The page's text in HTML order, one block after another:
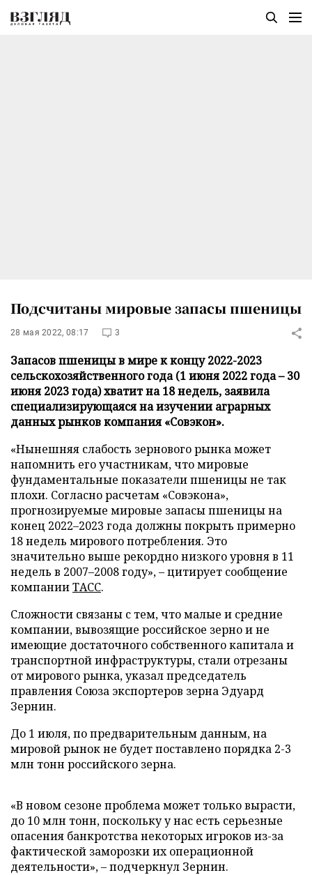
Подсчитаны мировые запасы пшеницы
28 мая 2022, 08:17 3
Запасов пшеницы в мире к концу 2022-2023
сельскохозяйственного года (1 июня 2022 года – 30
июня 2023 года) хватит на 18 недель, заявила
специализирующаяся на изучении аграрных
данных рынков компания «Совэкон».
«Нынешняя слабость зернового рынка может
напомнить его участникам, что мировые
фундаментальные показатели пшеницы не так
плохи. Согласно расчетам «Совэкона»,
прогнозируемые мировые запасы пшеницы на
конец 2022–2023 года должны покрыть примерно
18 недель мирового потребления. Это
значительно выше рекордно низкого уровня в 11
недель в 2007–2008 году», – цитирует сообщение
компанииТАСС.
Сложности связаны с тем, что малые и средние
компании, вывозящие российское зерно и не
имеющие достаточного собственного капитала и
транспортной инфраструктуры, стали отрезаны
от мирового рынка, указал председатель
правления Союза экспортеров зерна Эдуард
Зернин.
До 1 июля, по предварительным данным, на
мировой рынок не будет поставлено порядка 2-3
млн тонн российского зерна.
«В новом сезоне проблема может только вырасти,
до 10 млн тонн, поскольку у нас есть серьезные
опасения банкротства некоторых игроков из-за
фактической заморозки их операционной
деятельности», – подчеркнул Зернин.